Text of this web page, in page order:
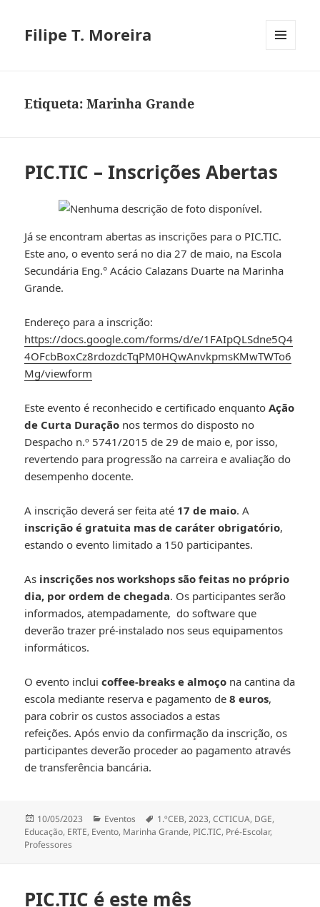
Filipe T. Moreira
Etiqueta:Marinha Grande
PIC.TIC – Inscrições Abertas
Já se encontram abertas as inscrições para o PIC.TIC.
Este ano, o evento será no dia 27 de maio, na Escola
Secundária Eng.° Acácio Calazans Duarte na Marinha
Grande.
Endereço para a inscrição:
https://docs.google.com/forms/d/e/1FAIpQLSdne5Q4
4OFcbBoxCz8rdozdcTqPM0HQwAnvkpmsKMwTWTo6
Mg/viewform
Este evento é reconhecido e certificado enquanto Ação
de Curta Duração nos termos do disposto no
Despacho n.º 5741/2015 de 29 de maio e, por isso,
revertendo para progressão na carreira e avaliação do
desempenho docente.
A inscrição deverá ser feita até 17 de maio. A
inscrição é gratuita mas de caráter obrigatório,
estando o evento limitado a 150 participantes.
As inscrições nos workshops são feitas no próprio
dia, por ordem de chegada. Os participantes serão
informados, atempadamente, do software que
deverão trazer pré-instalado nos seus equipamentos
informáticos.
O evento incluicoffee-breaks e almoço na cantina da
escola mediante reserva e pagamento de8 euros,
para cobrir os custos associados a estas
refeições. Após envio da confirmação da inscrição, os
participantes deverão proceder ao pagamento através
de transferência bancária.
Publicado
a
10/05/2023 Categorias
Eventos Etiquetas
1.ºCEB,2023,CCTICUA, DGE,
Educação, ERTE, Evento, Marinha Grande, PIC.TIC, Pré-Escolar,
Professores
PIC.TIC é este mês